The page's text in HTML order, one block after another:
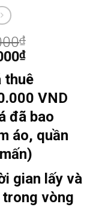
₫
₫
thuê
VND
đã bao
áo, quần
gian lấy và
vòng